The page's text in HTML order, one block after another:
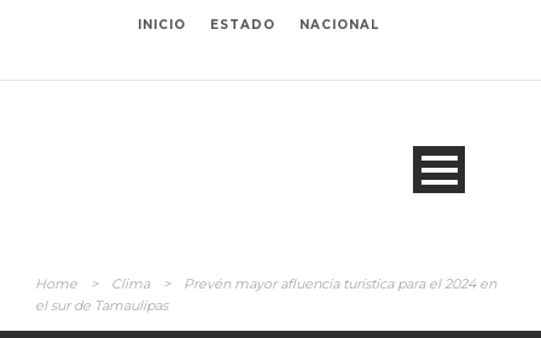
INICIO ESTADO NACIONAL
Home > Clima >
Prevén mayor afluencia turística para el 2024 en
el sur de Tamaulipas